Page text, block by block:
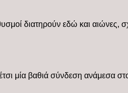
διατηρούν εδώ και αιώνες,
μία βαθιά σύνδεση ανάμεσα